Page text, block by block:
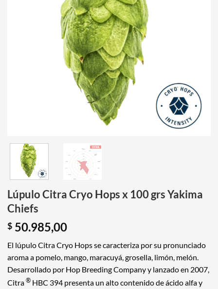
Lúpulo Citra Cryo Hops x 100 grs Yakima
Chiefs
$ 50.985,00
El lúpulo Citra Cryo Hops se caracteriza por su pronunciado
aroma a pomelo, mango, maracuyá, grosella, limón, melón.
Desarrollado por Hop Breeding Company y lanzado en 2007,
Citra® HBC 394 presenta un alto contenido de ácido alfa y